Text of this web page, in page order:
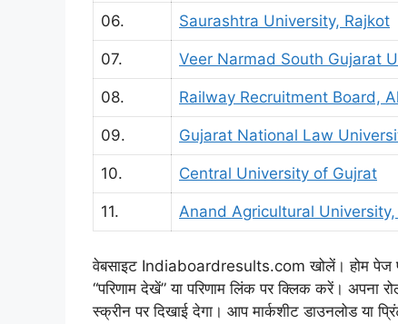
06. Saurashtra University, Rajkot
07. Veer Narmad South Gujarat
08. Railway Recruitment Board,
09. Gujarat National Law
10. Central University of Gujrat
11. Anand Agricultural
वेबसाइट Indiaboardresults.com खोलें। होम पेज पर
“परिणाम देखें” या परिणाम लिंक पर क्लिक करें। अपना
स्क्रीन पर दिखाई देगा। आप मार्कशीट डाउनलोड या